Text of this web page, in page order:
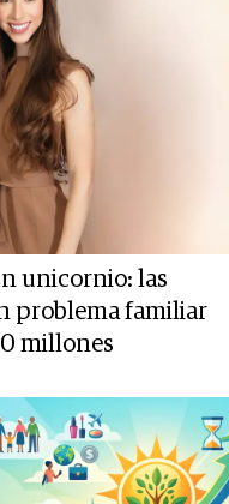
unicornio: las
problema familiar
millones